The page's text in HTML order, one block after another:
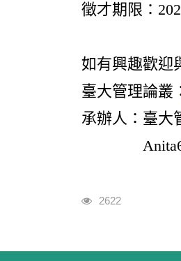
徵才期限：
如有興趣歡迎
臺大管理論叢
承辦人：臺
瀏覽人次
2622